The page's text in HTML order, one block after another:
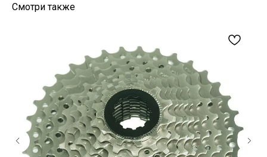
Смотри также